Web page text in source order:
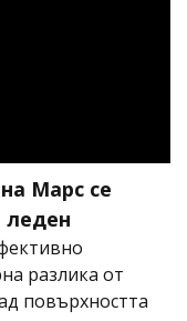
Марс се
леден
разлика от
повърхността